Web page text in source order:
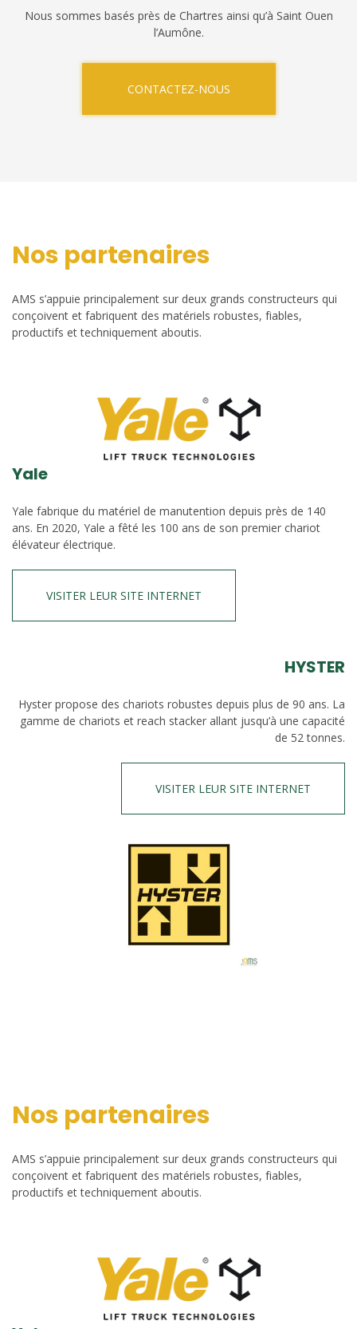
Nous sommes basés près de Chartres ainsi qu’à Saint Ouen
l’Aumône.
CONTACTEZ-NOUS
Nos partenaires
AMS s’appuie principalement sur deux grands constructeurs qui
conçoivent et fabriquent des matériels robustes, fiables,
productifs et techniquement aboutis.
Yale
Yale fabrique du matériel de manutention depuis près de 140
ans. En 2020, Yale a fêté les 100 ans de son premier chariot
élévateur électrique.
VISITER LEUR SITE INTERNET
HYSTER
Hyster propose des chariots robustes depuis plus de 90 ans. La
gamme de chariots et reach stacker allant jusqu’à une capacité
de 52 tonnes.
VISITER LEUR SITE INTERNET
Nos partenaires
AMS s’appuie principalement sur deux grands constructeurs qui
conçoivent et fabriquent des matériels robustes, fiables,
productifs et techniquement aboutis.